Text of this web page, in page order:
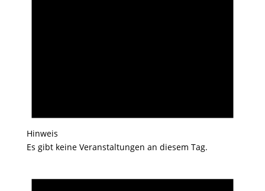
Hinweis
Es gibt keine Veranstaltungen an diesem Tag.